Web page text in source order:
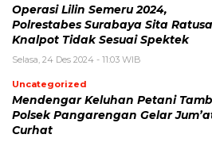
Operasi Lilin Semeru 2024,
Polrestabes Surabaya Sita
Knalpot Tidak Sesuai Spektek
Selasa, 24 Des 2024 - 11:03 WIB
Uncategorized
Mendengar Keluhan Petani
Polsek Pangarengan Gelar
Curhat